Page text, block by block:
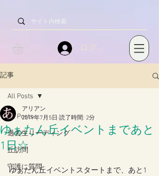
ログイン
記事
All Posts
過去生リーディング
丘訪問
守護に質問
All Posts
ゆぁたん丘イベントまであと
1日☆
アリアン
2019年7月5日 読了時間: 2分
ゆぁたん丘イベントスタートまで、あと1